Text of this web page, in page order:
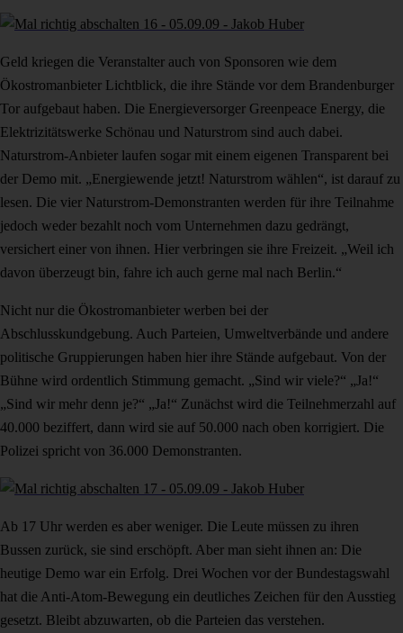
Geld kriegen die Veranstalter auch von Sponsoren wie dem
Ökostromanbieter Lichtblick, die ihre Stände vor dem Brandenburger
Tor aufgebaut haben. Die Energieversorger Greenpeace Energy, die
Elektrizitätswerke Schönau und Naturstrom sind auch dabei.
Naturstrom-Anbieter laufen sogar mit einem eigenen Transparent bei
der Demo mit. „Energiewende jetzt! Naturstrom wählen“, ist darauf zu
lesen. Die vier Naturstrom-Demonstranten werden für ihre Teilnahme
jedoch weder bezahlt noch vom Unternehmen dazu gedrängt,
versichert einer von ihnen. Hier verbringen sie ihre Freizeit. „Weil ich
davon überzeugt bin, fahre ich auch gerne mal nach Berlin.“
Nicht nur die Ökostromanbieter werben bei der
Abschlusskundgebung. Auch Parteien, Umweltverbände und andere
politische Gruppierungen haben hier ihre Stände aufgebaut. Von der
Bühne wird ordentlich Stimmung gemacht. „Sind wir viele?“ „Ja!“
„Sind wir mehr denn je?“ „Ja!“ Zunächst wird die Teilnehmerzahl auf
40.000 beziffert, dann wird sie auf 50.000 nach oben korrigiert. Die
Polizei spricht von 36.000 Demonstranten.
Ab 17 Uhr werden es aber weniger. Die Leute müssen zu ihren
Bussen zurück, sie sind erschöpft. Aber man sieht ihnen an: Die
heutige Demo war ein Erfolg. Drei Wochen vor der Bundestagswahl
hat die Anti-Atom-Bewegung ein deutliches Zeichen für den Ausstieg
gesetzt. Bleibt abzuwarten, ob die Parteien das verstehen.